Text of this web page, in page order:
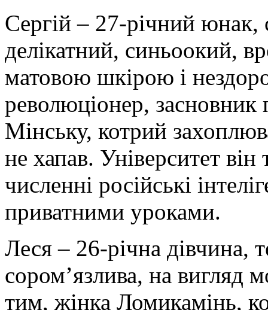
Сергій – 27-річний
делікатний, синьоокий,
матовою шкірою і
революціонер, засновник
Мінську, котрий
не хапав. Університет він
численні російські
приватними уроками.
Леся – 26-річна дівчина,
сором’язлива, на вигляд
тим, жінка Ломикамінь,